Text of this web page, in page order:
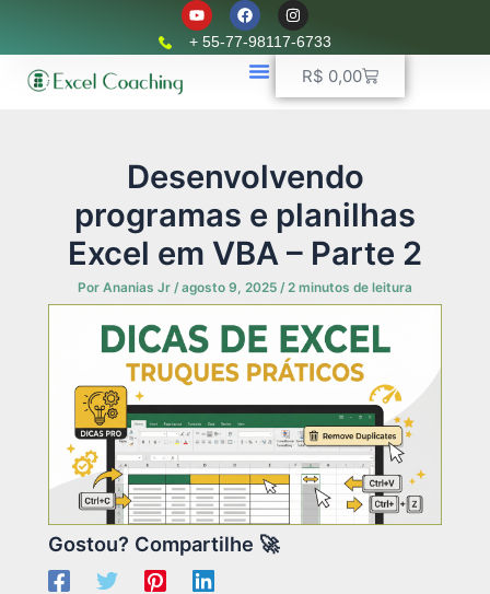
conteúdo
Y
o
u
t
F
a
c
e
b
o
I
n
s
t
r
+ 55-77-98117-6733
R$ 0,00Carrinho
Desenvolvendo
programas e planilhas
Excel em VBA – Parte 2
Por Ananias Jr /agosto 9, 2025 /2 minutos de leitura
Gostou? Compartilhe 🚀